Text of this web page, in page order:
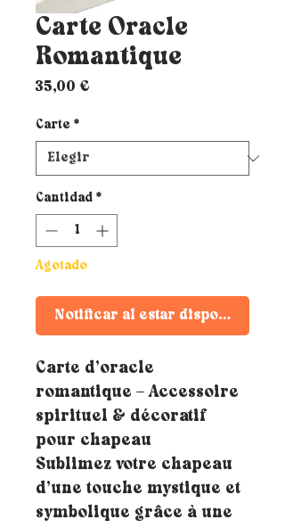
Carte Oracle
Romantique
35,00 €
Carte *
Cantidad *
Agotado
Notificar al estar disponible
Carte d’oracle
romantique – Accessoire
spirituel & décoratif
pour chapeau
Sublimez votre chapeau
d’une touche mystique et
symbolique grâce à une